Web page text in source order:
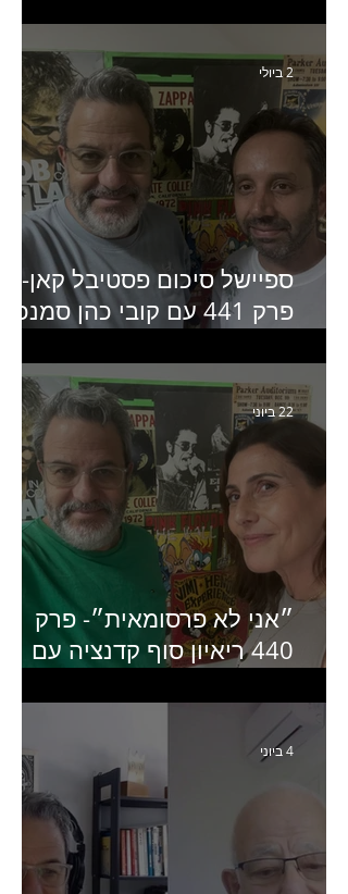
של יד2
ספיישל סיכום פסטיבל קאן-
פרק 441 עם קובי כהן
2 ביולי
״אני לא פרסומאית״- פרק
440 ריאיון סוף קדנציה עם
מנכ״לית באומן בר ריבנאי
22 ביוני
4 ביוני